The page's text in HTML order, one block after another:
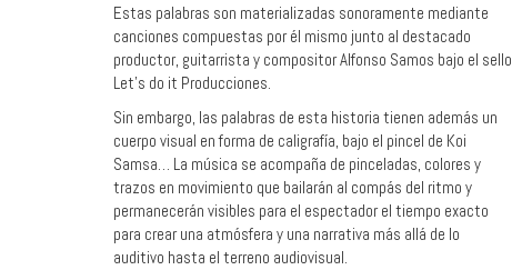
Estas palabras son materializadas sonoramente mediante
canciones compuestas por él mismo junto al destacado
productor, guitarrista y compositor Alfonso Samos bajo el sello
Let’s do it Producciones.
Sin embargo, las palabras de esta historia tienen además un
cuerpo visual en forma de caligrafía, bajo el pincel de Koi
Samsa… La música se acompaña de pinceladas, colores y
trazos en movimiento que bailarán al compás del ritmo y
permanecerán visibles para el espectador el tiempo exacto
para crear una atmósfera y una narrativa más allá de lo
auditivo hasta el terreno audiovisual.